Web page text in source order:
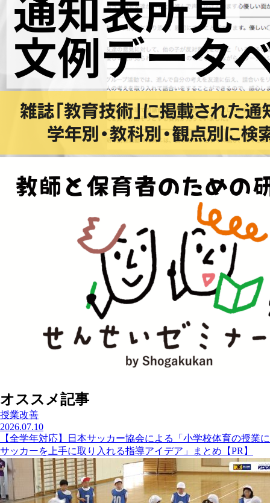
オススメ記事
授業改善
2026.07.10
【全学年対応】日本サッカー協会による「小学校体育の授業に
サッカーを上手に取り入れる指導アイデア」まとめ【PR】